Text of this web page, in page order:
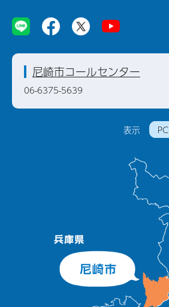
表示 PC
尼崎市コールセンター
06-6375-5639